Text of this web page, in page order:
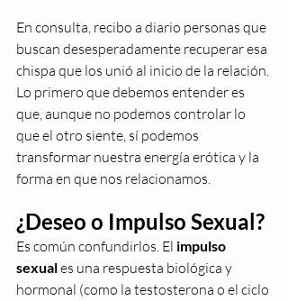
En consulta, recibo a diario personas que
buscan desesperadamente recuperar esa
chispa que los unió al inicio de la relación.
Lo primero que debemos entender es
que, aunque no podemos controlar lo
que el otro siente, sí podemos
transformar nuestra energía erótica y la
forma en que nos relacionamos.
¿Deseo o Impulso Sexual?
Es común confundirlos. El impulso
sexual es una respuesta biológica y
hormonal (como la testosterona o el ciclo